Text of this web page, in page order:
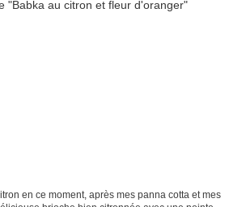
en ce moment, après mes panna cotta et mes